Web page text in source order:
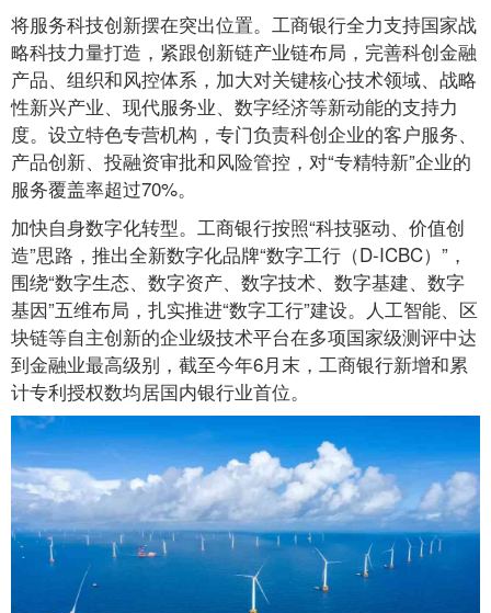
将服务科技创新摆在突出位置。工商银行全力支持国家战
略科技力量打造，紧跟创新链产业链布局，完善科创金融
产品、组织和风控体系，加大对关键核心技术领域、战略
性新兴产业、现代服务业、数字经济等新动能的支持力
度。设立特色专营机构，专门负责科创企业的客户服务、
产品创新、投融资审批和风险管控，对“专精特新”企业的
服务覆盖率超过70%。
加快自身数字化转型。工商银行按照“科技驱动、价值创
造”思路，推出全新数字化品牌“数字工行（D-ICBC）”，
围绕“数字生态、数字资产、数字技术、数字基建、数字
基因”五维布局，扎实推进“数字工行”建设。人工智能、区
块链等自主创新的企业级技术平台在多项国家级测评中达
到金融业最高级别，截至今年6月末，工商银行新增和累
计专利授权数均居国内银行业首位。